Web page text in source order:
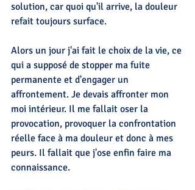
solution, car quoi qu'il arrive, la douleur
refait toujours surface.
Alors un jour j'ai fait le choix de la vie, ce
qui a supposé de stopper ma fuite
permanente et d'engager un
affrontement. Je devais affronter mon
moi intérieur. Il me fallait oser la
provocation, provoquer la confrontation
réelle face à ma douleur et donc à mes
peurs. Il fallait que j'ose enfin faire ma
connaissance.